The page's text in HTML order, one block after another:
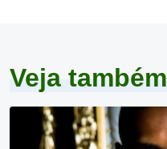
Veja também